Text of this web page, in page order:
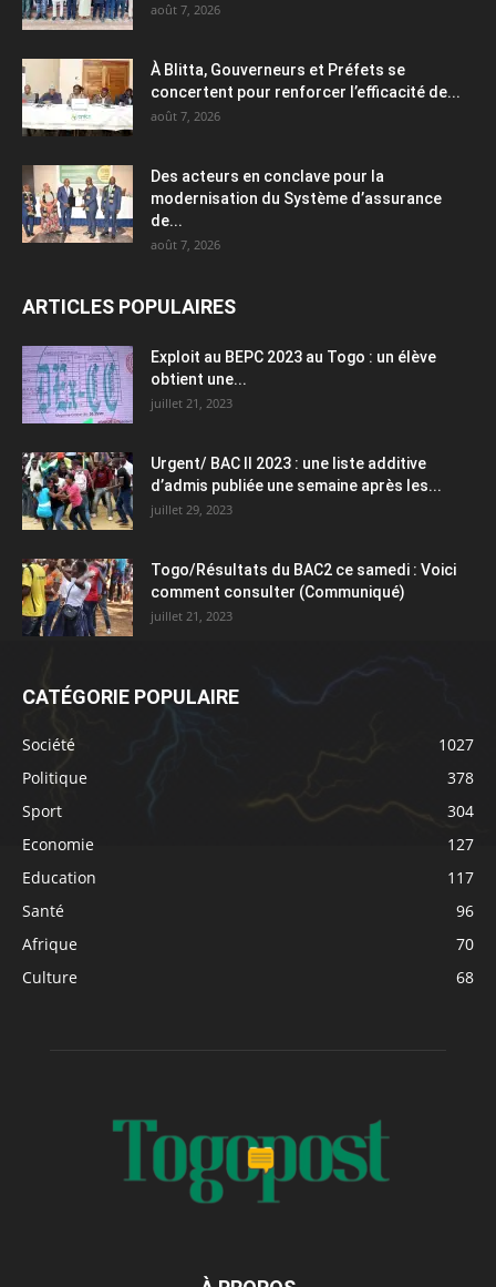
août 7, 2026
À Blitta, Gouverneurs et Préfets se
concertent pour renforcer l’efficacité de...
août 7, 2026
Des acteurs en conclave pour la
modernisation du Système d’assurance
de...
août 7, 2026
ARTICLES POPULAIRES
Exploit au BEPC 2023 au Togo : un élève
obtient une...
juillet 21, 2023
Urgent/ BAC II 2023 : une liste additive
d’admis publiée une semaine après les...
juillet 29, 2023
Togo/Résultats du BAC2 ce samedi : Voici
comment consulter (Communiqué)
juillet 21, 2023
CATÉGORIE POPULAIRE
Société
1027
Politique
378
Sport
304
Economie
127
Education
117
Santé
96
Afrique
70
Culture
68